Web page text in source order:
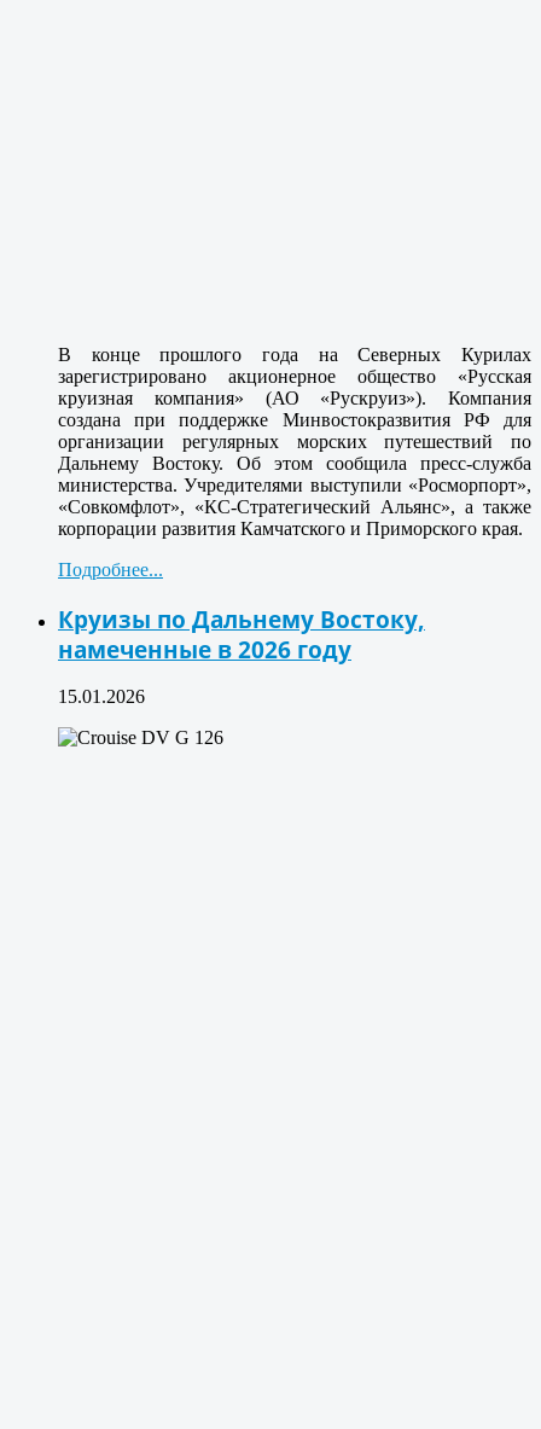
В конце прошлого года на Северных Курилах
зарегистрировано акционерное общество «Русская
круизная компания» (АО «Рускруиз»). Компания
создана при поддержке Минвостокразвития РФ для
организации регулярных морских путешествий по
Дальнему Востоку. Об этом сообщила пресс-служба
министерства. Учредителями выступили «Росморпорт»,
«Совкомфлот», «КС-Стратегический Альянс», а также
корпорации развития Камчатского и Приморского края.
Подробнее...
Круизы по Дальнему Востоку,
намеченные в 2026 году
15.01.2026